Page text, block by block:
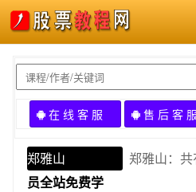
在 线 客 服 售 后 客
郑雅山 郑雅山：共
员全站免费学